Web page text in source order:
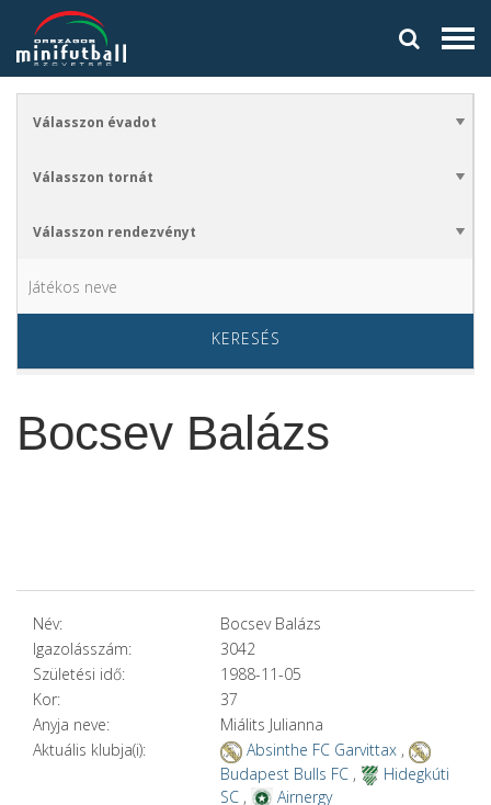
KERESÉS
Bocsev Balázs
Név:
Bocsev Balázs
Igazolásszám:
3042
Születési idő:
1988-11-05
Kor:
37
Anyja neve:
Miálits Julianna
Aktuális klubja(i):
Absinthe FC Garvittax,
Budapest Bulls FC,
Hidegkúti
SC, Airnergy